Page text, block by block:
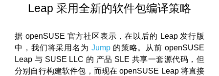
Leap 采用全新的软件包编译策略
据 openSUSE 官方社区表示，在以后的 Leap 发行版
中，我们将采用名为 Jump的策略。从前 openSUSE
Leap 与 SUSE LLC 的 产品 SLE 共享一套源代码，但
分别自行构建软件包，而现在 openSUSE Leap 将直接